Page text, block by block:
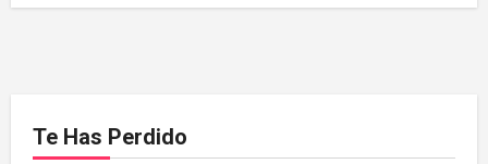
Te Has Perdido